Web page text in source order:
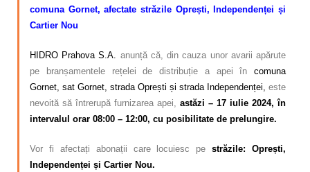
comuna Gornet, afectate străzile Oprești, Independenței și
Cartier Nou
HIDRO Prahova S.A.
anunță că, din cauza unor avarii apărute
pe branșamentele rețelei de distribuție a apei în comuna
Gornet, sat Gornet, strada Oprești și strada Independenței, este
nevoită să întrerupă furnizarea apei, astăzi – 17 iulie 2024, în
intervalul orar 08:00 – 12:00, cu posibilitate de prelungire.
Vor fi afectați abonații care locuiesc pe străzile: Oprești,
Independenței și Cartier Nou.